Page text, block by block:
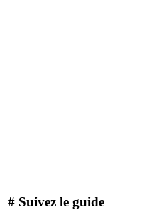
# Suivez le guide